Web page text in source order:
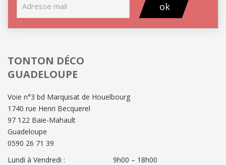
ok
TONTON DÉCO
GUADELOUPE
Voie n°3 bd Marquisat de Houelbourg
1740 rue Henri Becquerel
97 122 Baie-Mahault
Guadeloupe
0590 26 71 39
Lundi à Vendredi :
9h00 – 18h00